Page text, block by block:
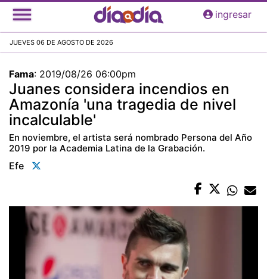
Pasar
al
principal
ingresar
JUEVES 06 DE AGOSTO DE 2026
Fama: 2019/08/26 06:00pm
Juanes considera incendios en
Amazonía 'una tragedia de nivel
incalculable'
En noviembre, el artista será nombrado Persona del Año
2019 por la Academia Latina de la Grabación.
Efe